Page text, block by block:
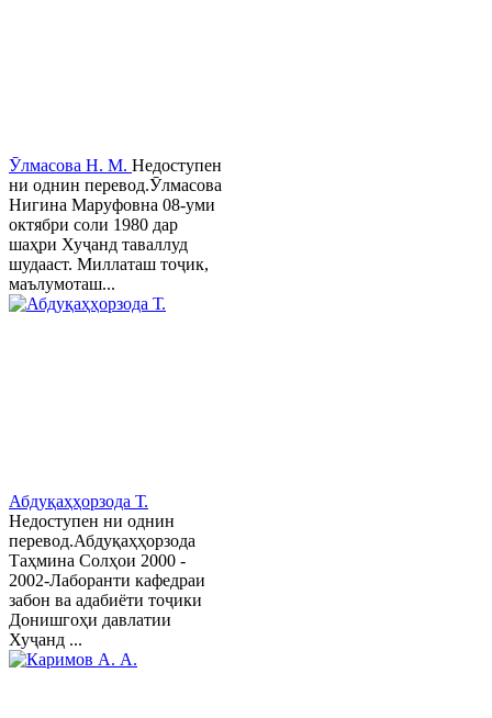
Ӯлмасова Н. М. Недоступен
ни однин перевод.Ӯлмасова
Нигина Маруфовна 08-уми
октябри соли 1980 дар
шаҳри Хуҷанд таваллуд
шудааст. Миллаташ тоҷик,
маълумоташ...
Абдуқаҳҳорзода Т.
Недоступен ни однин
перевод.Абдуқаҳҳорзода
Таҳмина Солҳои 2000 -
2002-Лаборанти кафедраи
забон ва адабиёти тоҷики
Донишгоҳи давлатии
Хуҷанд ...